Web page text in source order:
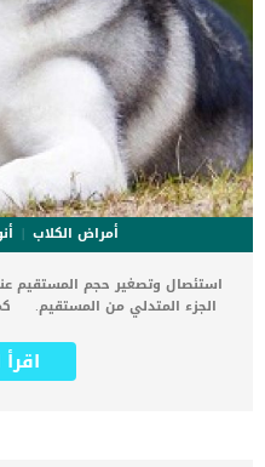
أمراض الكلاب
استئصال وتصغير حجم المستقيم
الجزء المتدلي من المستقيم.
تدلي المستقيم عند الكلاب اما